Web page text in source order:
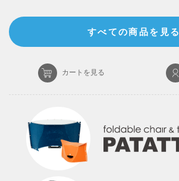
すべての商品を見る
カートを見る